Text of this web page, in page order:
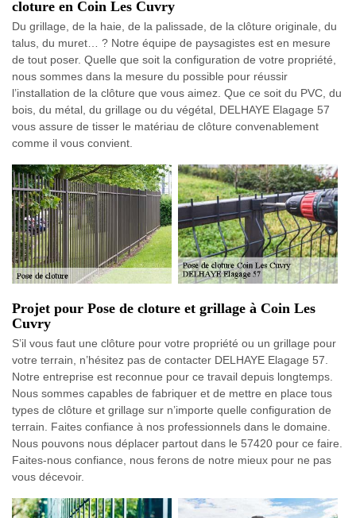
cloture en Coin Les Cuvry
Du grillage, de la haie, de la palissade, de la clôture originale, du
talus, du muret… ? Notre équipe de paysagistes est en mesure
de tout poser. Quelle que soit la configuration de votre propriété,
nous sommes dans la mesure du possible pour réussir
l’installation de la clôture que vous aimez. Que ce soit du PVC, du
bois, du métal, du grillage ou du végétal, DELHAYE Elagage 57
vous assure de tisser le matériau de clôture convenablement
comme il vous convient.
Projet pour Pose de cloture et grillage à Coin Les
Cuvry
S’il vous faut une clôture pour votre propriété ou un grillage pour
votre terrain, n’hésitez pas de contacter DELHAYE Elagage 57.
Notre entreprise est reconnue pour ce travail depuis longtemps.
Nous sommes capables de fabriquer et de mettre en place tous
types de clôture et grillage sur n’importe quelle configuration de
terrain. Faites confiance à nos professionnels dans le domaine.
Nous pouvons nous déplacer partout dans le 57420 pour ce faire.
Faites-nous confiance, nous ferons de notre mieux pour ne pas
vous décevoir.